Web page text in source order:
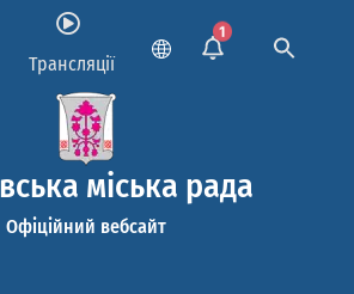
Трансляції
1
міська рада
Офіційний вебсайт